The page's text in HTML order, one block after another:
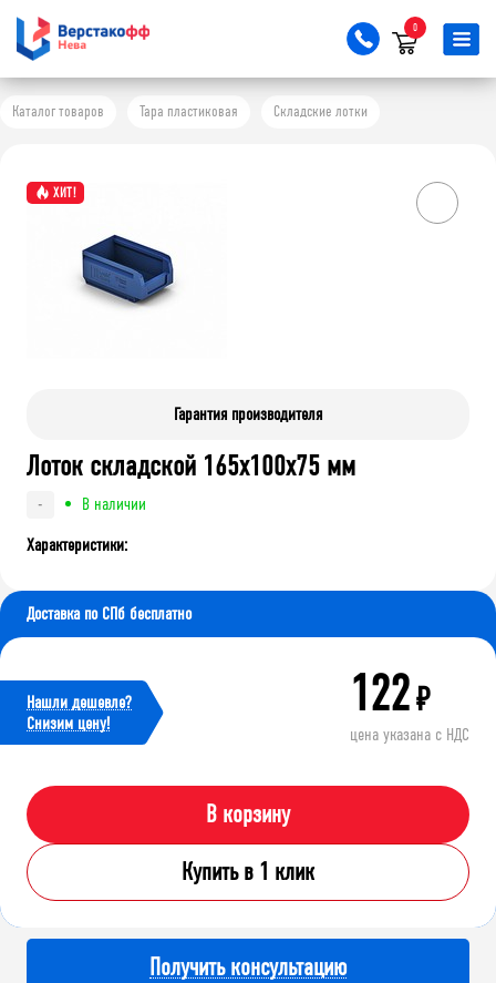
0
Каталог товаров Тара пластиковая Складские лотки
ХИТ!
Гарантия производителя
Лоток складской 165х100х75 мм
-
В наличии
Характеристики:
Доставка по СПб бесплатно
Нашли дешевле?
Cнизим цену!
122₽
цена указана с НДС
В корзину
Купить в 1 клик
Получить консультацию